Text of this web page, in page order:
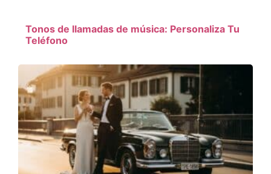
Tonos de llamadas de música: Personaliza Tu
Teléfono